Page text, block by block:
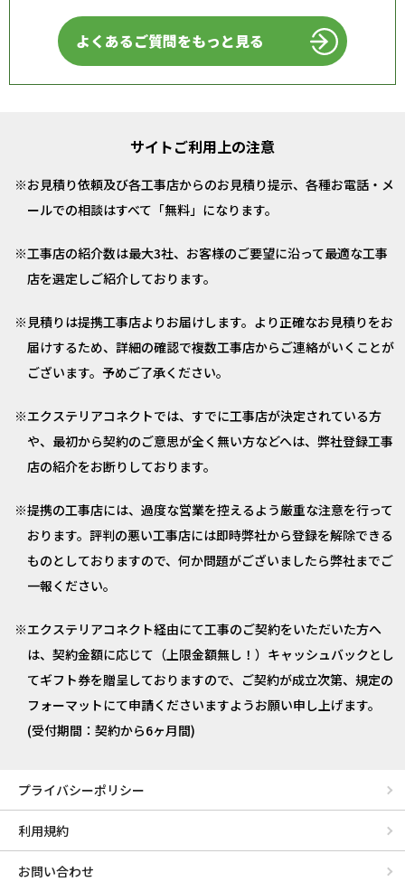
よくあるご質問をもっと見る
サイトご利用上の注意
お見積り依頼及び各工事店からのお見積り提示、各種お電話・メ
ールでの相談はすべて「無料」になります。
工事店の紹介数は最大3社、お客様のご要望に沿って最適な工事
店を選定しご紹介しております。
見積りは提携工事店よりお届けします。より正確なお見積りをお
届けするため、詳細の確認で複数工事店からご連絡がいくことが
ございます。予めご了承ください。
エクステリアコネクトでは、すでに工事店が決定されている方
や、最初から契約のご意思が全く無い方などへは、弊社登録工事
店の紹介をお断りしております。
提携の工事店には、過度な営業を控えるよう厳重な注意を行って
おります。評判の悪い工事店には即時弊社から登録を解除できる
ものとしておりますので、何か問題がございましたら弊社までご
一報ください。
エクステリアコネクト経由にて工事のご契約をいただいた方へ
は、契約金額に応じて（上限金額無し！）キャッシュバックとし
てギフト券を贈呈しておりますので、ご契約が成立次第、規定の
フォーマットにて申請くださいますようお願い申し上げます。
(受付期間：契約から6ヶ月間)
プライバシーポリシー
利用規約
お問い合わせ